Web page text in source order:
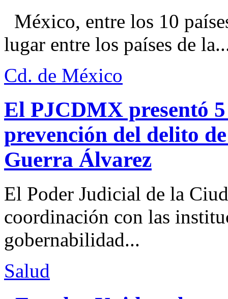
México, entre los 10
lugar entre los países de
Cd. de México
El PJCDMX presentó
prevención del delito
Guerra Álvarez
El Poder Judicial de la
coordinación con las
gobernabilidad...
Salud